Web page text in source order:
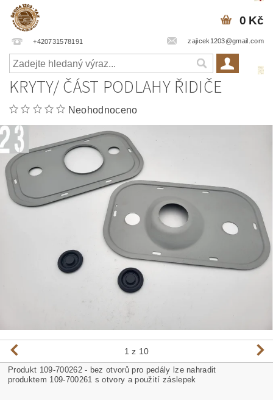
+420731578191 zajicek1203@gmail.com
0 Kč
KRYTY/ ČÁST PODLAHY ŘIDIČE
Neohodnoceno
1 z 10
Produkt 109-700262 - bez otvorů pro pedály lze nahradit
produktem 109-700261 s otvory a použití záslepek